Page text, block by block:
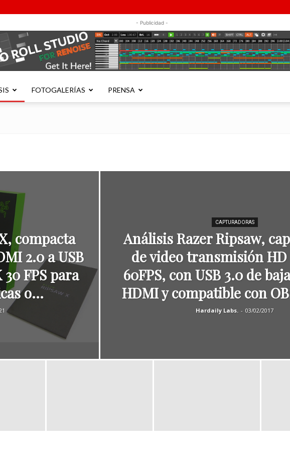
- Publicidad -
FOTOGALERÍAS PRENSA
compacta
2.0 a USB
FPS para
o...
CAPTURADORAS
Análisis Razer Ripsaw,
de video transmisión HD
60FPS, con USB 3.0 de
HDMI y compatible con
Hardaily Labs. - 03/02/2017